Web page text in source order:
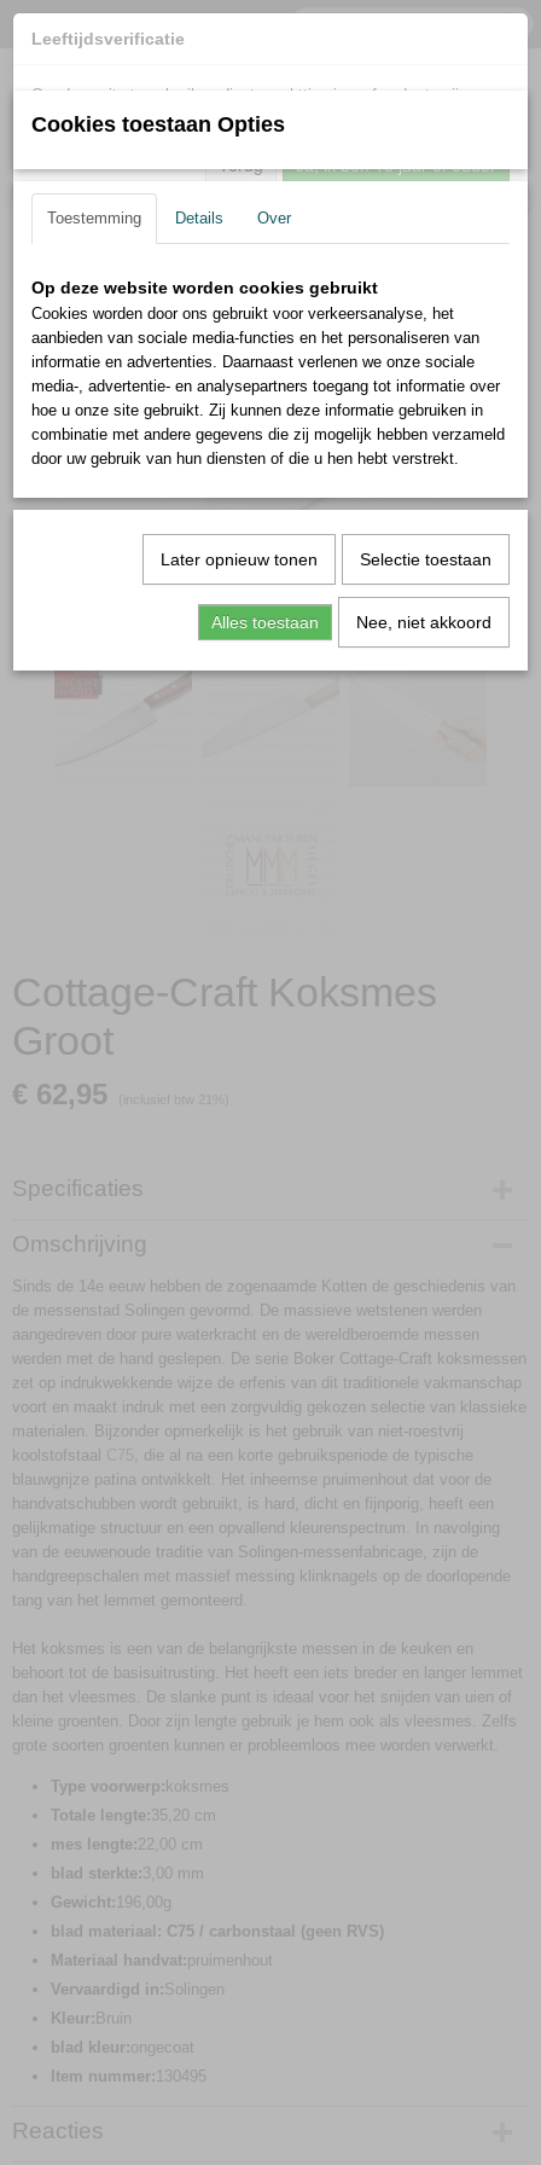
Inloggen
UW WINKELWAGEN
Home > > Cottage-Craft Koksmes Groot
Cottage-Craft Koksmes
Groot
€ 62,95
Specificaties
Productcode
130495
Omschrijving
Sinds de 14e eeuw hebben de zogenaamde Kotten de geschiedenis van
de messenstad Solingen gevormd. De massieve wetstenen werden
aangedreven door pure waterkracht en de wereldberoemde messen
werden met de hand geslepen. De serie Boker Cottage-Craft koksmessen
zet op indrukwekkende wijze de erfenis van dit traditionele vakmanschap
voort en maakt indruk met een zorgvuldig gekozen selectie van klassieke
materialen. Bijzonder opmerkelijk is het gebruik van niet-roestvrij
koolstofstaal C75, die al na een korte gebruiksperiode de typische
blauwgrijze patina ontwikkelt. Het inheemse pruimenhout dat voor de
handvatschubben wordt gebruikt, is hard, dicht en fijnporig, heeft een
gelijkmatige structuur en een opvallend kleurenspectrum. In navolging
van de eeuwenoude traditie van Solingen-messenfabricage, zijn de
handgreepschalen met massief messing klinknagels op de doorlopende
tang van het lemmet gemonteerd.
Het koksmes is een van de belangrijkste messen in de keuken en
behoort tot de basisuitrusting. Het heeft een iets breder en langer lemmet
dan het vleesmes. De slanke punt is ideaal voor het snijden van uien of
kleine groenten. Door zijn lengte gebruik je hem ook als vleesmes. Zelfs
grote soorten groenten kunnen er probleemloos mee worden verwerkt.
Type voorwerp: koksmes
Totale lengte:35,20 cm
mes lengte:22,00 cm
blad sterkte:3,00 mm
Gewicht:196,00g
blad materiaal: C75 / carbonstaal (geen RVS)
Materiaal handvat:pruimenhout
Vervaardigd in:Solingen
Kleur: Bruin
blad kleur:ongecoat
Item nummer:130495
Reacties
Leeftijdsverificatie
Om deze site te gebruiken dient u achttien jaar of ouder te zijn.
Terug Ja, ik ben 18 jaar of ouder
Cookies toestaan Opties
Toestemming Details Over
Op deze website worden cookies gebruikt
Cookies worden door ons gebruikt voor verkeersanalyse, het
aanbieden van sociale media-functies en het personaliseren van
informatie en advertenties. Daarnaast verlenen we onze sociale
media-, advertentie- en analysepartners toegang tot informatie over
hoe u onze site gebruikt. Zij kunnen deze informatie gebruiken in
combinatie met andere gegevens die zij mogelijk hebben verzameld
door uw gebruik van hun diensten of die u hen hebt verstrekt.
Later opnieuw tonen Selectie toestaan
Alles toestaan Nee, niet akkoord